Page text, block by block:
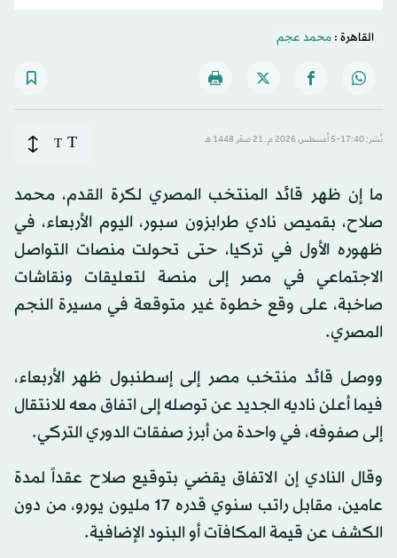
القاهرة :محمد عجم
نُشر: 17:40-5 أغسطس 2026 م ـ 21 صفَر 1448 هـ T
T
ما إن ظهر قائد المنتخب المصري لكرة القدم، محمد
صلاح، بقميص نادي طرابزون سبور، اليوم الأربعاء، في
ظهوره الأول في تركيا، حتى تحولت منصات التواصل
الاجتماعي في مصر إلى منصة لتعليقات ونقاشات
صاخبة، على وقع خطوة غير متوقعة في مسيرة النجم
المصري.
ووصل قائد منتخب مصر إلى إسطنبول ظهر الأربعاء،
فيما أعلن ناديه الجديد عن توصله إلى اتفاق معه للانتقال
إلى صفوفه، في واحدة من أبرز صفقات الدوري التركي.
وقال النادي إن الاتفاق يقضي بتوقيع صلاح عقداً لمدة
عامين، مقابل راتب سنوي قدره 17 مليون يورو، من دون
الكشف عن قيمة المكافآت أو البنود الإضافية.